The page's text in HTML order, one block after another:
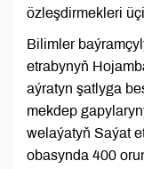
özleşdirmekleri
Bilimler
etrabynyň
aýratyn şatlyga
mekdep
welaýatyň Saýat
obasynda 400